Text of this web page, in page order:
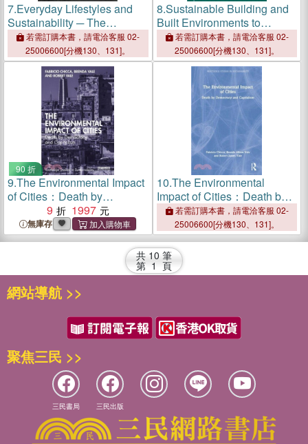
7.Everyday Lifestyles and
Sustainability ─ The
Environmental Impact of
Doing the Same Things
Differently
若需訂購本書，請電洽客服 02-
25006600[分機130、131]。
8.Sustainable Building and
Built Environments to
Mitigate Climate Change in
the Tropics ― Conceptual
and Practical Approaches
若需訂購本書，請電洽客服 02-
25006600[分機130、131]。
90 折
9.The Environmental Impact
of Cities：Death by
Democracy and Capitalism
9 1997
無庫存
10.The Environmental
Impact of Cities：Death by
Democracy and Capitalism
若需訂購本書，請電洽客服 02-
25006600[分機130、131]。
共 10 筆
第 1 頁
網站導航 >>
聚焦三民 >>
三民書局 三民出版